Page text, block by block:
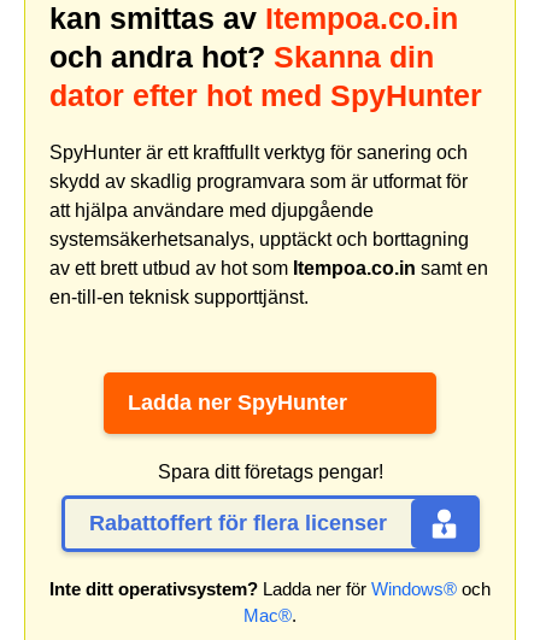
kan smittas av Itempoa.co.in
och andra hot? Skanna din
dator efter hot med SpyHunter
SpyHunter är ett kraftfullt verktyg för sanering och
skydd av skadlig programvara som är utformat för
att hjälpa användare med djupgående
systemsäkerhetsanalys, upptäckt och borttagning
av ett brett utbud av hot som Itempoa.co.in samt en
en-till-en teknisk supporttjänst.
Ladda ner SpyHunter
Spara ditt företags pengar!
Rabattoffert för flera licenser
Inte ditt operativsystem? Ladda ner för Windows® och
Mac®.